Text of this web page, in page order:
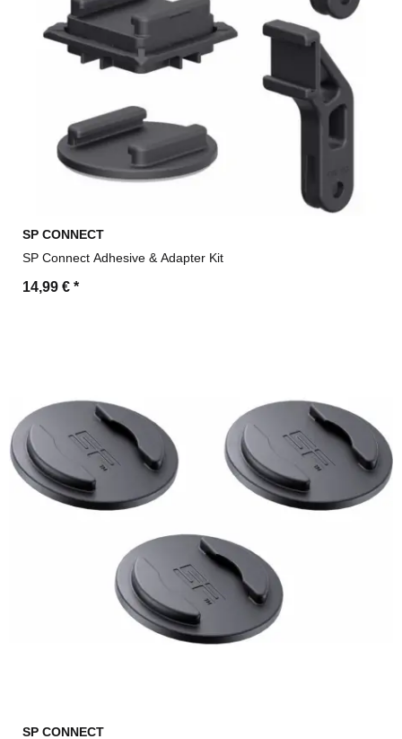
SP CONNECT
SP Connect Adhesive & Adapter Kit
14,99 € *
SP CONNECT